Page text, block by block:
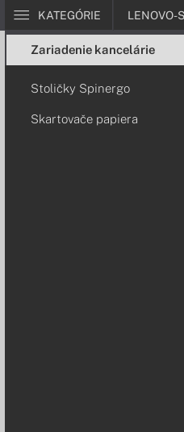
KATEGÓRIE LENOVO-
Zariadenie kancelárie
Stoličky Spinergo
Skartovače papiera